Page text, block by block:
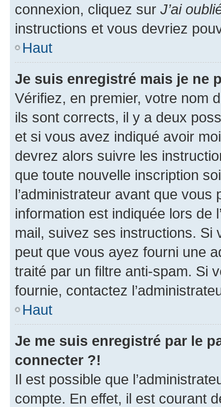
connexion, cliquez sur J’ai
instructions et vous devriez
Haut
Je suis enregistré mais je ne
Vérifiez, en premier, votre nom
ils sont corrects, il y a deux
et si vous avez indiqué avoir
devrez alors suivre les
que toute nouvelle inscription
l’administrateur avant que
information est indiquée lors de
mail, suivez ses instructions. Si
peut que vous ayez fourni une
traité par un filtre anti-spam. Si
fournie, contactez
Haut
Je me suis enregistré par le
connecter ?!
Il est possible que
compte. En effet, il est courant